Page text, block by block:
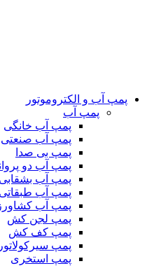
پمپ آب و الکتروموتور
پمپ آب
پمپ آب خانگی
پمپ آب صنعتی
پمپ بی صدا
پمپ آب دو
پمپ آب بشقابی
پمپ آب طبقاتی
پمپ آب
پمپ لجن کش
پمپ کف کش
پمپ سیرکولاتور
پمپ استخری